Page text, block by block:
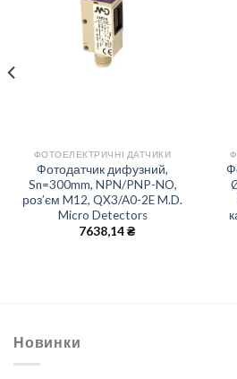
ФОТОЕЛЕКТРИЧНІ ДАТЧИКИ
Фотодатчик дифузний,
Sn=300mm, NPN/PNP-NO,
роз’єм M12, QX3/A0-2E M.D.
Micro Detectors
7638,14₴
Новинки